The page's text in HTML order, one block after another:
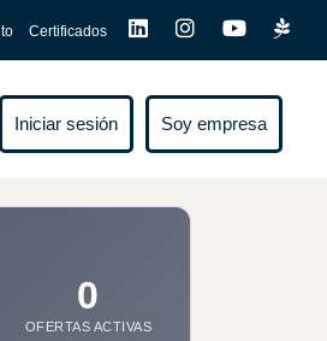
Certificados
Iniciar sesión Soy empresa
0
OFERTAS ACTIVAS